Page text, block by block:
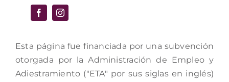
Esta página fue financiada por una subvención
otorgada por la Administración de Empleo y
Adiestramiento ("ETA" por sus siglas en inglés)